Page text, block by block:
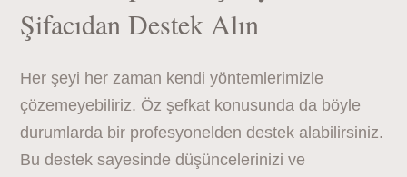
Şifacıdan Destek Alın
Her şeyi her zaman kendi yöntemlerimizle
çözemeyebiliriz. Öz şefkat konusunda da böyle
durumlarda bir profesyonelden destek alabilirsiniz.
Bu destek sayesinde düşüncelerinizi ve